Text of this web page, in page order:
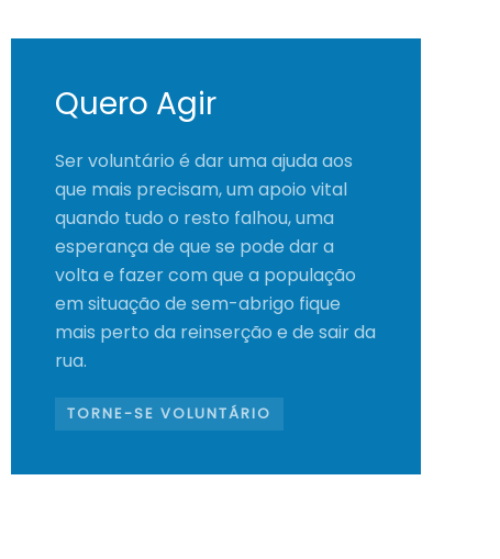
Quero Agir
Ser voluntário é dar uma ajuda aos
que mais precisam, um apoio vital
quando tudo o resto falhou, uma
esperança de que se pode dar a
volta e fazer com que a população
em situação de sem-abrigo fique
mais perto da reinserção e de sair da
rua.
TORNE-SE VOLUNTÁRIO